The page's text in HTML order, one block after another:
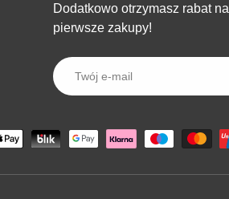
Dodatkowo otrzymasz rabat na
pierwsze zakupy!
E-mail